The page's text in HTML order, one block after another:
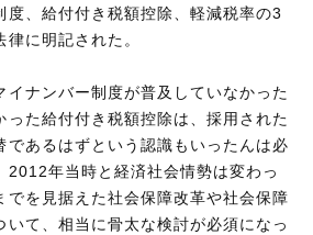
度、給付付き税額控除、軽減税率の3
に明記された。
イナンバー制度が普及していなかった
った給付付き税額控除は、採用された
であるはずという認識もいったんは必
2012年当時と経済社会情勢は変わっ
でを見据えた社会保障改革や社会保障
いて、相当に骨太な検討が必須になっ